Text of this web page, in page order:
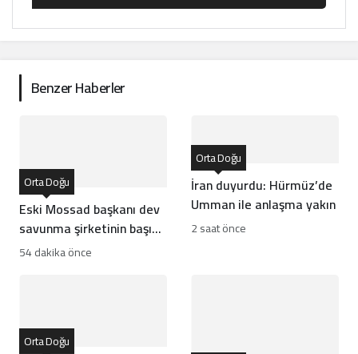
Benzer Haberler
Eski Mossad başkanı dev
savunma şirketinin başına
geçti
Orta Doğu
54 dakika önce
İran duyurdu: Hürmüz’de
Umman ile anlaşma yakın
Orta Doğu
2 saat önce
Orta Doğu